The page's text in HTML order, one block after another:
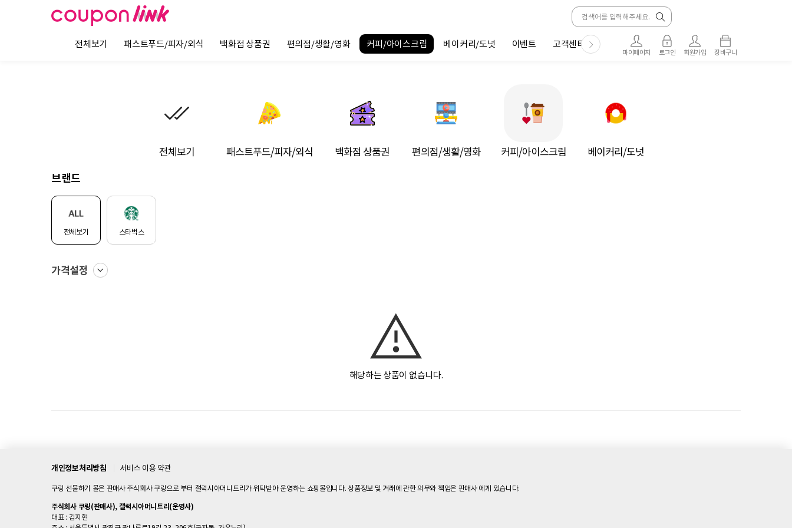
전체보기 패스트푸드/피자/외식 백화점 상품권 편의점/생활/영화 커피/아이스크림 베이커리/도넛 이벤트 고객센터
마이페이지 로그인 회원가입 장바구니
전체보기 패스트푸드/피자/외식 백화점 상품권 편의점/생활/영화 커피/아이스크림 베이커리/도넛
브랜드
전체보기 스타벅스
가격설정
해당하는 상품이 없습니다.
개인정보처리방침 서비스 이용 약관
쿠링 선물하기 몰은 판매사 주식회사 쿠링으로 부터 갤럭시아머니트리가 위탁받아 운영하는 쇼핑몰입니다. 상품정보 및 거래에 관한 의무와 책임은 판매사 에게 있습니다.
주식회사 쿠링(판매사), 갤럭시아머니트리(운영사)
대표 : 김지현